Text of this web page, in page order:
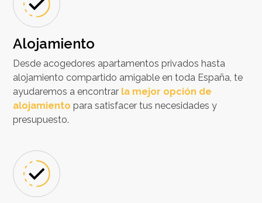
Alojamiento
Desde acogedores apartamentos privados hasta
alojamiento compartido amigable en toda España, te
ayudaremos a encontrar la mejor opción de
alojamiento para satisfacer tus necesidades y
presupuesto.